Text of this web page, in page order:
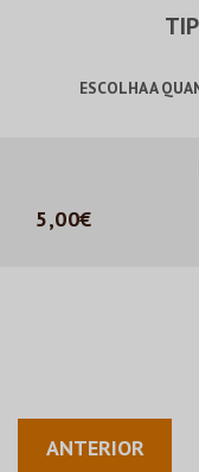
ESCOLHA A
5,00€
ANTERIOR